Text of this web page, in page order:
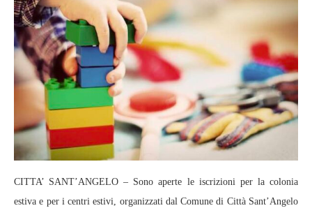
CITTA’ SANT’ANGELO – Sono aperte le iscrizioni per la colonia
estiva e per i centri estivi, organizzati dal Comune di Città Sant’Angelo